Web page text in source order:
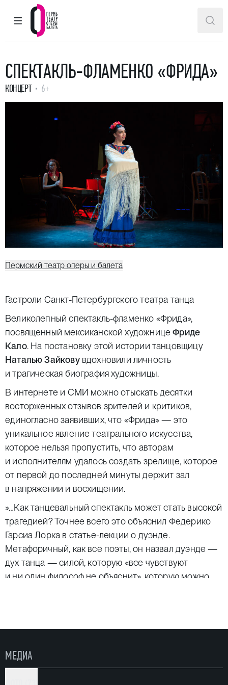
ГЛАВНОЕ МЕНЮ
Пермский театр оперы и балета
СПЕКТАКЛЬ-ФЛАМЕНКО «ФРИДА»
КОНЦЕРТ 6+
Пермский театр оперы и балета
Гастроли Санкт-Петербургского театра танца
Великолепный спектакль-фламенко «Фрида»,
посвященный мексиканской художницеФриде
Кало. На постановку этой истории танцовщицу
Наталью Зайковувдохновили личность
и трагическая биография художницы.
В интернете и СМИ можно отыскать десятки
восторженных отзывов зрителей и критиков,
единогласно заявивших, что «Фрида» — это
уникальное явление театрального искусства,
которое нельзя пропустить, что авторам
и исполнителям удалось создать зрелище, которое
от первой до последней минуты держит зал
в напряжении и восхищении.
»…Как танцевальный спектакль может стать высокой
трагедией? Точнее всего это объяснил Федерико
Гарсиа Лорка в статье-лекции о дуэнде.
Метафоричный, как все поэты, он назвал дуэнде —
дух танца — силой, которую «все чувствуют
и ни один философ не объяснит», которую можно
вокалистки льется струей крови, а движения танца
На постановку спектакля-фламенко «Фрида» его
МЕДИА